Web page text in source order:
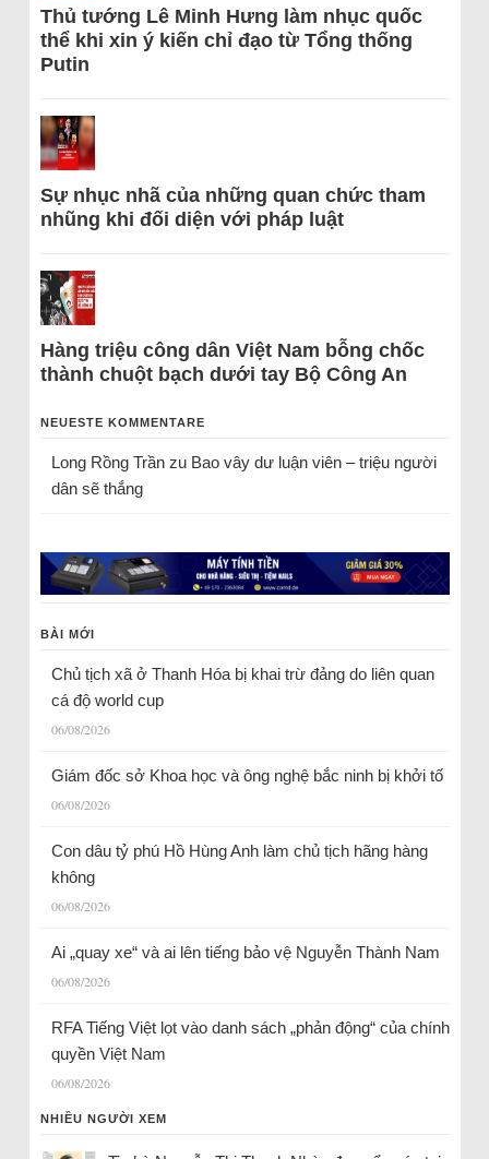
Thủ tướng Lê Minh Hưng làm nhục quốc
thể khi xin ý kiến chỉ đạo từ Tổng thống
Putin
Sự nhục nhã của những quan chức tham
nhũng khi đối diện với pháp luật
Hàng triệu công dân Việt Nam bỗng chốc
thành chuột bạch dưới tay Bộ Công An
NEUESTE KOMMENTARE
Long Rồng Trầnzu Bao vây dư luận viên – triệu người
dân sẽ thắng
BÀI MỚI
Chủ tịch xã ở Thanh Hóa bị khai trừ đảng do liên quan
cá độ world cup
06/08/2026
Giám đốc sở Khoa học và ông nghệ bắc ninh bị khởi tố
06/08/2026
Con dâu tỷ phú Hồ Hùng Anh làm chủ tịch hãng hàng
không
06/08/2026
Ai „quay xe“ và ai lên tiếng bảo vệ Nguyễn Thành Nam
06/08/2026
RFA Tiếng Việt lọt vào danh sách „phản động“ của chính
quyền Việt Nam
06/08/2026
NHIỀU NGƯỜI XEM